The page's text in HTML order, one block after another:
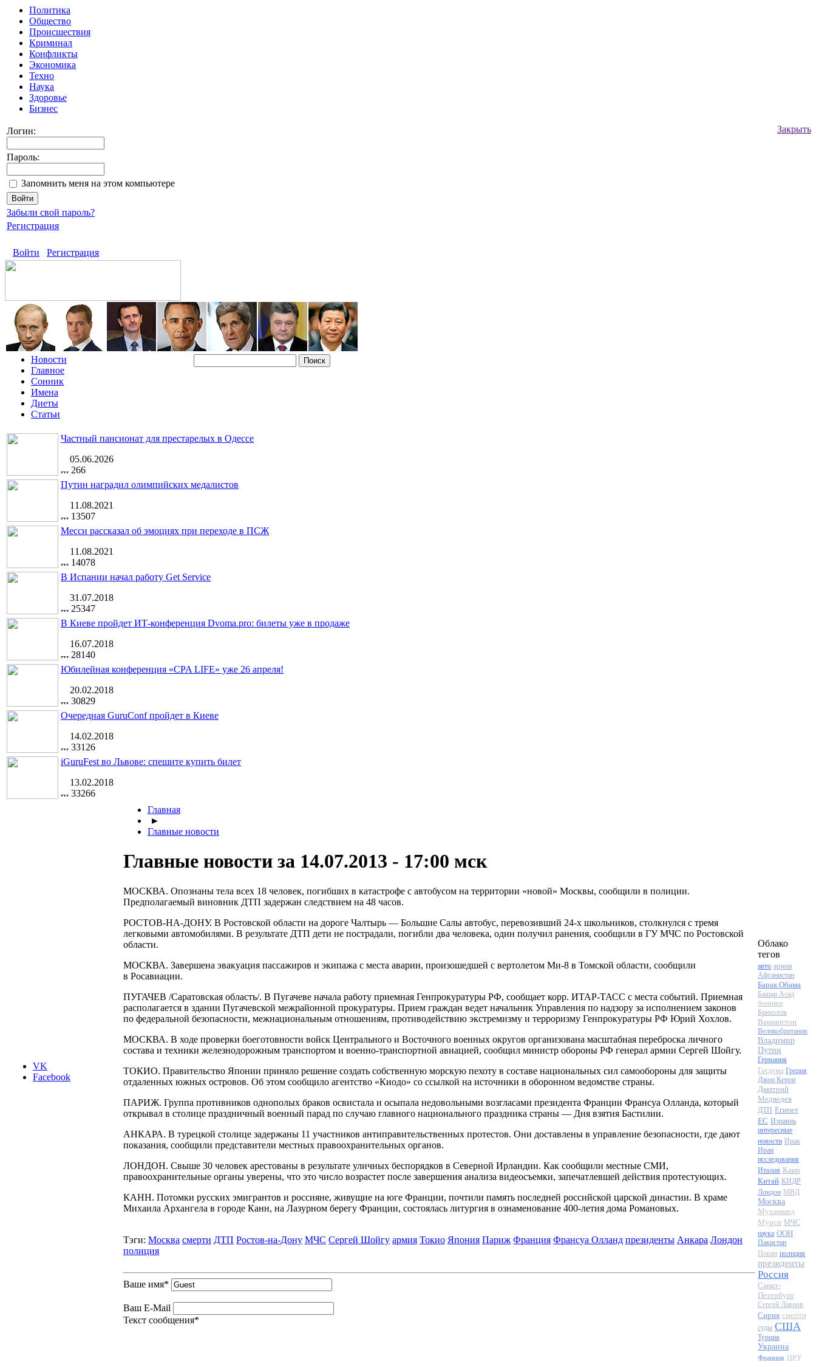
Политика
Общество
Происшествия
Криминал
Конфликты
Экономика
Техно
Наука
Здоровье
Бизнес
Закрыть
Логин:
Пароль:
Запомнить меня на этом компьютере
Забыли свой пароль?
Регистрация
Войти Регистрация
Новости
Главное
Сонник
Имена
Диеты
Статьи
Частный пансионат для престарелых в Одессе
05.06.2026
266
Путин наградил олимпийских медалистов
11.08.2021
13507
Месси рассказал об эмоциях при переходе в ПСЖ
11.08.2021
14078
В Испании начал работу Get Service
31.07.2018
25347
В Киеве пройдет ИТ-конференция Dvoma.pro: билеты уже в продаже
16.07.2018
28140
Юбилейная конференция «CPA LIFE» уже 26 апреля!
20.02.2018
30829
Очередная GuruConf пройдет в Киеве
14.02.2018
33126
iGuruFest во Львове: спешите купить билет
13.02.2018
33266
VK
Facebook
Главная
►
Главные новости
Главные новости за 14.07.2013 - 17:00 мск
МОСКВА. Опознаны тела всех 18 человек, погибших в катастрофе с автобусом на территории «новой» Москвы, сообщили в полиции.
Предполагаемый виновник ДТП задержан следствием на 48 часов.
РОСТОВ-НА-ДОНУ. В Ростовской области на дороге Чалтырь — Большие Салы автобус, перевозивший 24-х школьников, столкнулся с тремя
легковыми автомобилями. В результате ДТП дети не пострадали, погибли два человека, один получил ранения, сообщили в ГУ МЧС по Ростовской
области.
МОСКВА. Завершена эвакуация пассажиров и экипажа с места аварии, произошедшей с вертолетом Ми-8 в Томской области, сообщили
в Росавиации.
ПУГАЧЕВ /Саратовская область/. В Пугачеве начала работу приемная Генпрокуратуры РФ, сообщает корр. ИТАР-ТАСС с места событий. Приемная
располагается в здании Пугачевской межрайонной прокуратуры. Прием граждан ведет начальник Управления по надзору за исполнением законов
по федеральной безопасности, межнациональным отношениям, противодействию экстремизму и терроризму Генпрокуратуры РФ Юрий Хохлов.
МОСКВА. В ходе проверки боеготовности войск Центрального и Восточного военных округов организована масштабная переброска личного
состава и техники железнодорожным транспортом и военно-транспортной авиацией, сообщил министр обороны РФ генерал армии Сергей Шойгу.
ТОКИО. Правительство Японии приняло решение создать собственную морскую пехоту в составе национальных сил самообороны для защиты
отдаленных южных островов. Об этом сообщило агентство «Киодо» со ссылкой на источники в оборонном ведомстве страны.
ПАРИЖ. Группа противников однополых браков освистала и осыпала недовольными возгласами президента Франции Франсуа Олланда, который
открывал в столице праздничный военный парад по случаю главного национального праздника страны — Дня взятия Бастилии.
АНКАРА. В турецкой столице задержаны 11 участников антиправительственных протестов. Они доставлены в управление безопасности, где дают
показания, сообщили представители местных правоохранительных органов.
ЛОНДОН. Свыше 30 человек арестованы в результате уличных беспорядков в Северной Ирландии. Как сообщили местные СМИ,
правоохранительные органы уверены, что это число возрастет после завершения анализа видеосъемки, запечатлевшей действия протестующих.
КАНН. Потомки русских эмигрантов и россияне, живущие на юге Франции, почтили память последней российской царской династии. В храме
Михаила Архангела в городе Канн, на Лазурном берегу Франции, состоялась литургия в ознаменование 400-летия дома Романовых.
Тэги: Москва смерти ДТП Ростов-на-Дону МЧС Сергей Шойгу армия Токио Япония Париж Франция Франсуа Олланд президенты Анкара Лондон
полиция
Ваше имя*
Ваш E-Mail
Текст сообщения*
Облако
тегов
авто армия
Афганистан
Барак Обама
Башар Асад
боевики
Брюссель
Вашингтон
Великобритания
Владимир
Путин
Германия
Госдума Греция
Джон Керри
Дмитрий
Медведев
ДТП Египет
ЕС Израиль
интересные
новости Ирак
Иран
исследования
Италия Каир
Китай КНДР
Лондон МВД
Москва
Мухаммед
Мурси МЧС
наука ООН
Пакистан
Пекин полиция
президенты
Россия
Санкт-
Петербург
Сергей Лавров
Сирия смерти
суды США
Турция
Украина
Франция ЦРУ